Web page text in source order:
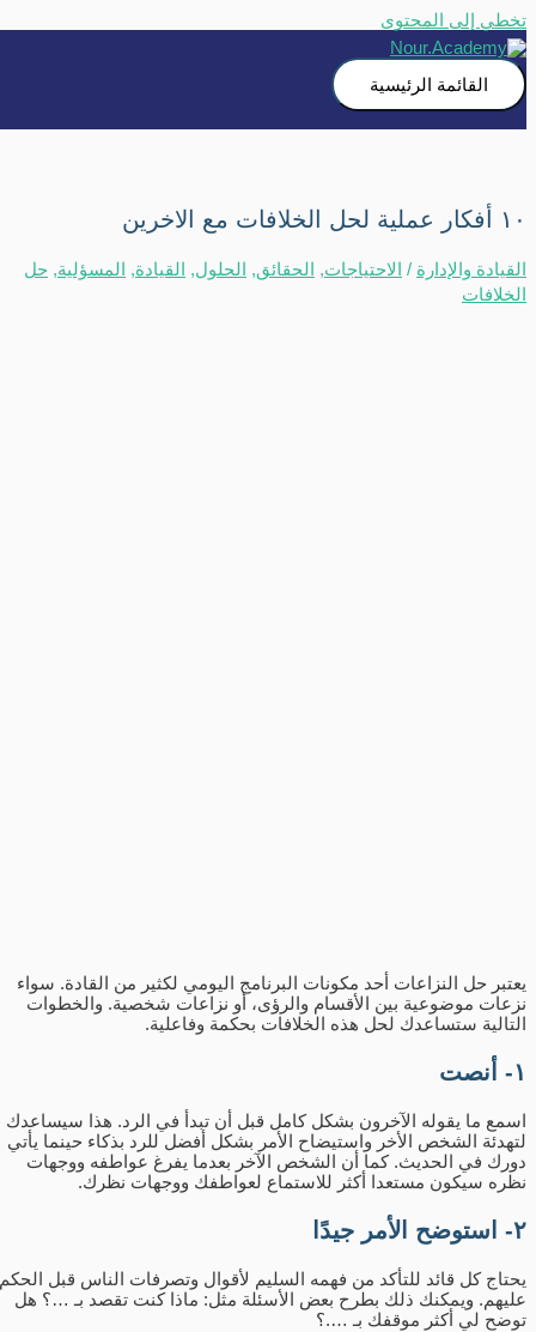
تخطي إلى المحتوى
القائمة الرئيسية
١٠ أفكار عملية لحل الخلافات مع الاخرين
القيادة والإدارة / الاحتياجات,الحقائق,الحلول ,القيادة,المسؤلية,حل
الخلافات
يعتبر حل النزاعات أحد مكونات البرنامج اليومي لكثير من القادة. سواء
نزعات موضوعية بين الأقسام والرؤى، أو نزاعات شخصية. والخطوات
التالية ستساعدك لحل هذه الخلافات بحكمة وفاعلية.
اسمع ما يقوله الآخرون بشكل كامل قبل أن تبدأ في الرد. هذا سيساعدك
لتهدئة الشخص الأخر واستيضاح الأمر بشكل أفضل للرد بذكاء حينما يأتي
دورك في الحديث. كما أن الشخص الآخر بعدما يفرغ عواطفه ووجهات
نظره سيكون مستعدا أكثر للاستماع لعواطفك ووجهات نظرك.
٢- استوضح الأمر جيدًا
يحتاج كل قائد للتأكد من فهمه السليم لأقوال وتصرفات الناس قبل الحكم
عليهم. ويمكنك ذلك بطرح بعض الأسئلة مثل: ماذا كنت تقصد بـ …؟ هل
توضح لي أكثر موقفك بـ ….؟